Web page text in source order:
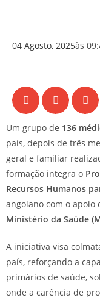
04 Agosto, 2025às
Um grupo de 136
país, depois de três
geral e familiar
formação integra o
Recursos Humanos
angolano com o apoio
Ministério da Saúde
A iniciativa visa
país, reforçando a
primários de saúde,
onde a carência de